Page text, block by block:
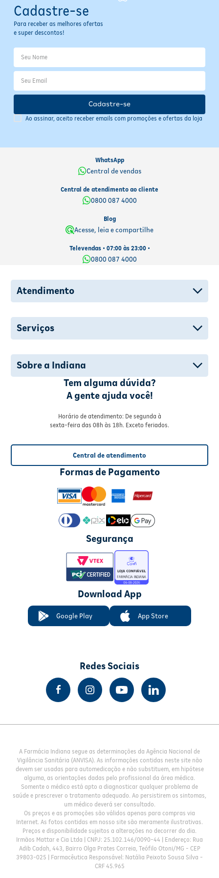
Cadastre-se
Para receber as melhores ofertas
e super descontos!
Ao assinar, aceito receber emails com promoções e ofertas da loja
Cadastre-se
WhatsApp
Central de vendas
Central de atendimento ao cliente
0800 087 4000
Blog
Acesse, leia e compartilhe
Televendas • 07:00 às 23:00 •
0800 087 4000
Atendimento
Serviços
Sobre a Indiana
Tem alguma dúvida?
A gente ajuda você!
Horário de atendimento: De segunda à
sexta-feira das 08h às 18h. Exceto feriados.
Central de atendimento
Formas de Pagamento
Segurança
Download App
Google Play App Store
Redes Sociais
A Farmácia Indiana segue as determinações da Agência Nacional de
Vigilância Sanitária (ANVISA). As informações contidas neste site não
devem ser usadas para automedicação e não substituem, em hipótese
alguma, as orientações dadas pelo profissional da área médica.
Somente o médico está apto a diagnosticar qualquer problema de
saúde e prescrever o tratamento adequado. Ao persistirem os sintomas,
um médico deverá ser consultado.
Os preços e as promoções são válidos apenas para compras via
Internet. As fotos contidas em nosso site são meramente ilustrativas.
Preços e disponibilidade sujeitos a alterações no decorrer do dia.
Irmãos Mattar e Cia Ltda | CNPJ: 25.102.146/0090-44 | Endereço: Rua
Adib Cadah, 443, Bairro Olga Prates Correia, Teófilo Otoni/MG - CEP
39803-025 | Farmacêutica Responsável: Natália Peixoto Sousa Silva -
CRF 45.965